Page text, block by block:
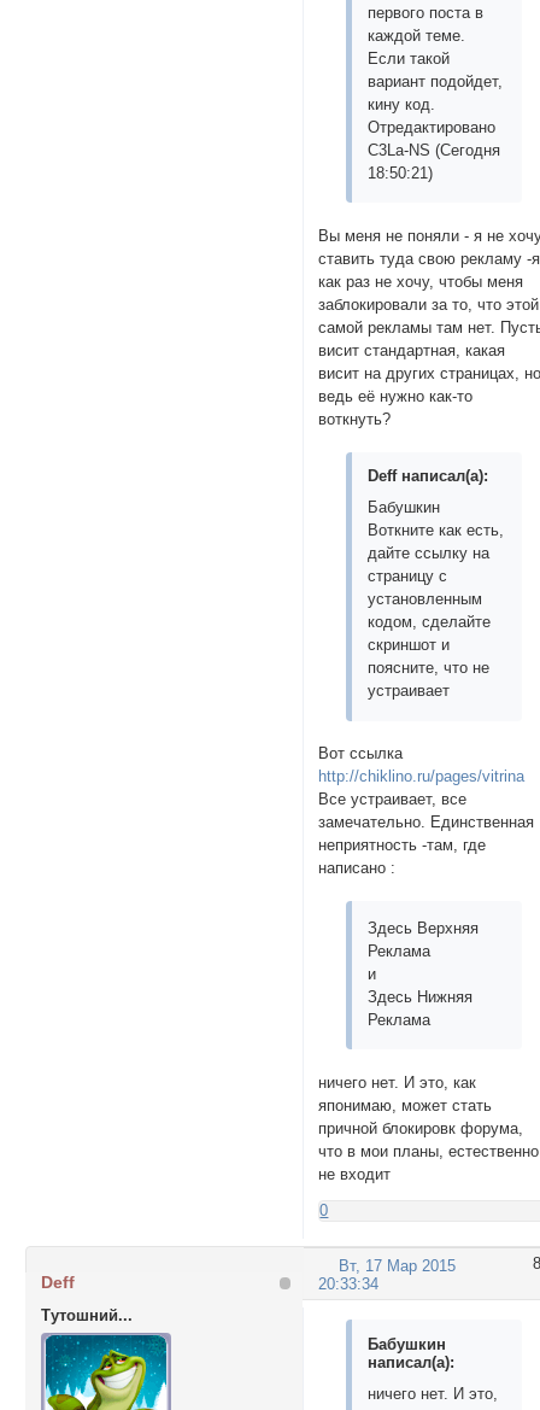
первого поста в
каждой теме.
Если такой
вариант подойдет,
кину код.
Отредактировано
C3La-NS (Сегодня
18:50:21)
Вы меня не поняли - я не
ставить туда свою рекламу -я
как раз не хочу, чтобы меня
заблокировали за то, что этой
самой рекламы там нет.
висит стандартная, какая
висит на других страницах,
ведь её нужно как-то
воткнуть?
Deff написал(а):
Бабушкин
Воткните как есть,
дайте ссылку на
страницу с
установленным
кодом, сделайте
скриншот и
поясните, что не
устраивает
Вот ссылка
http://chiklino.ru/pages/vitrina
Все устраивает, все
замечательно. Единственная
неприятность -там, где
написано :
Здесь Верхняя
Реклама
и
Здесь Нижняя
Реклама
ничего нет. И это, как
японимаю, может стать
причной блокировк форума,
что в мои планы,
не входит
0
8
Вт, 17 Мар 2015
20:33:34
Deff
Тутошний...
Бабушкин
написал(а):
ничего нет. И это,